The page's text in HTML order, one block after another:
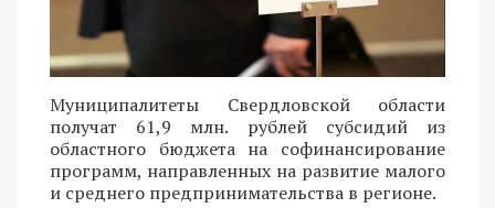
Муниципалитеты Свердловской области
получат 61,9 млн. рублей субсидий из
областного бюджета на софинансирование
программ, направленных на развитие малого
и среднего предпринимательства в регионе.